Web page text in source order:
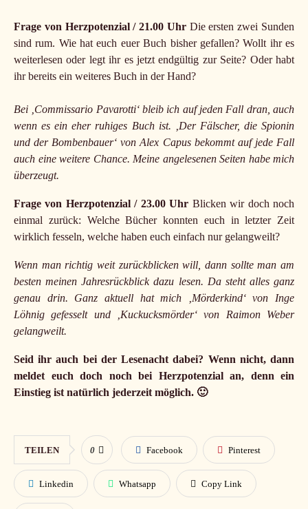
Frage von Herzpotenzial / 21.00 UhrDie ersten zwei Sunden
sind rum. Wie hat euch euer Buch bisher gefallen? Wollt ihr es
weiterlesen oder legt ihr es jetzt endgültig zur Seite? Oder habt
ihr bereits ein weiteres Buch in der Hand?
Bei ‚Commissario Pavarotti‘ bleib ich auf jeden Fall dran, auch
wenn es ein eher ruhiges Buch ist. ‚Der Fälscher, die Spionin
und der Bombenbauer‘ von Alex Capus bekommt auf jede Fall
auch eine weitere Chance. Meine angelesenen Seiten habe mich
überzeugt.
Frage von Herzpotenzial / 23.00 Uhr Blicken wir doch noch
einmal zurück: Welche Bücher konnten euch in letzter Zeit
wirklich fesseln, welche haben euch einfach nur gelangweilt?
Wenn man richtig weit zurückblicken will, dann sollte man am
besten meinen Jahresrückblick dazu lesen. Da steht alles ganz
genau drin. Ganz aktuell hat mich ‚Mörderkind‘ von Inge
Löhnig gefesselt und ‚Kuckucksmörder‘ von Raimon Weber
gelangweilt.
Seid ihr auch bei der Lesenacht dabei? Wenn nicht, dann
meldet euch doch noch bei Herzpotenzial an, denn ein
Einstieg ist natürlich jederzeit möglich. 🙂
TEILEN 0 Facebook Pinterest
Linkedin Whatsapp Copy Link